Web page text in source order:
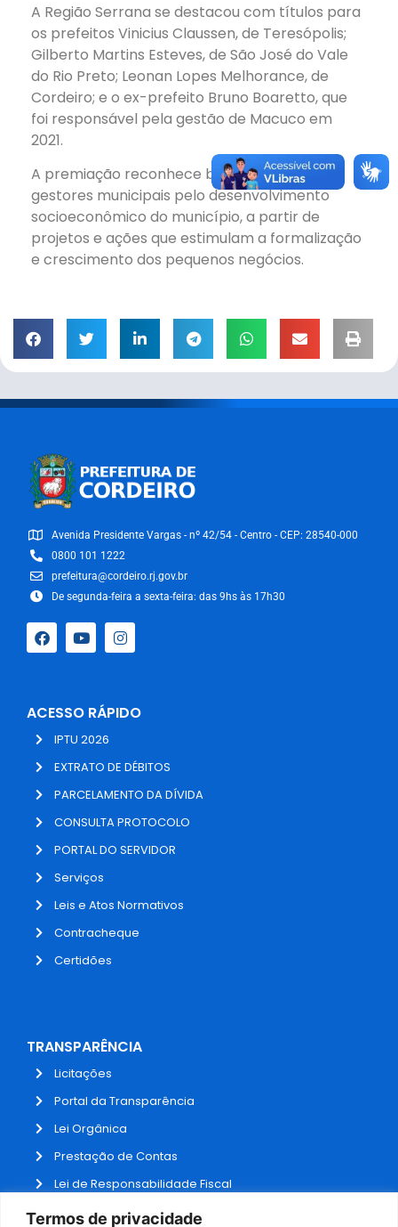
Termos de privacidade
A Região Serrana se destacou com títulos para
os prefeitos Vinicius Claussen, de Teresópolis;
Gilberto Martins Esteves, de São José do Vale
do Rio Preto; Leonan Lopes Melhorance, de
Cordeiro; e o ex-prefeito Bruno Boaretto, que
foi responsável pela gestão de Macuco em
2021.
A premiação reconhece boas práticas dos
gestores municipais pelo desenvolvimento
socioeconômico do município, a partir de
projetos e ações que estimulam a formalização
e crescimento dos pequenos negócios.
Avenida Presidente Vargas - nº 42/54 - Centro - CEP: 28540-000
0800 101 1222
prefeitura@cordeiro.rj.gov.br
De segunda-feira a sexta-feira: das 9hs às 17h30
ACESSO RÁPIDO
IPTU 2026
EXTRATO DE DÉBITOS
PARCELAMENTO DA DÍVIDA
CONSULTA PROTOCOLO
PORTAL DO SERVIDOR
Serviços
Leis e Atos Normativos
Contracheque
Certidões
TRANSPARÊNCIA
Licitações
Portal da Transparência
Lei Orgânica
Prestação de Contas
Lei de Responsabilidade Fiscal
Receitas e Despesas